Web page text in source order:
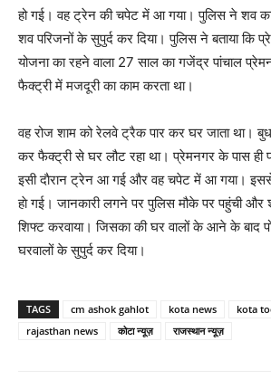
हो गई। वह ट्रेन की चपेट में आ गया। पुलिस ने शव का
शव परिजनों के सुपुर्द कर दिया। पुलिस ने बताया कि
योजना का रहने वाला 27 साल का गजेंद्र पांचाल
फैक्ट्री में मजदूरी का काम करता था।
वह रोज शाम को रेलवे ट्रैक पार कर घर जाता था।
कर फैक्ट्री से घर लौट रहा था। प्रेमनगर के पास ही
इसी दाैरान ट्रेन आ गई और वह चपेट में आ गया।
हाे गई। जानकारी लगने पर पुलिस मौके पर पहुंची और
शिफ्ट करवाया। जिसका की घर वालों के आने के बाद
घरवालों के सुपुर्द कर दिया।
TAGS cm ashok gahlot kota news
kota
rajasthan news
कोटा न्यूज़ राजस्थान न्यूज़